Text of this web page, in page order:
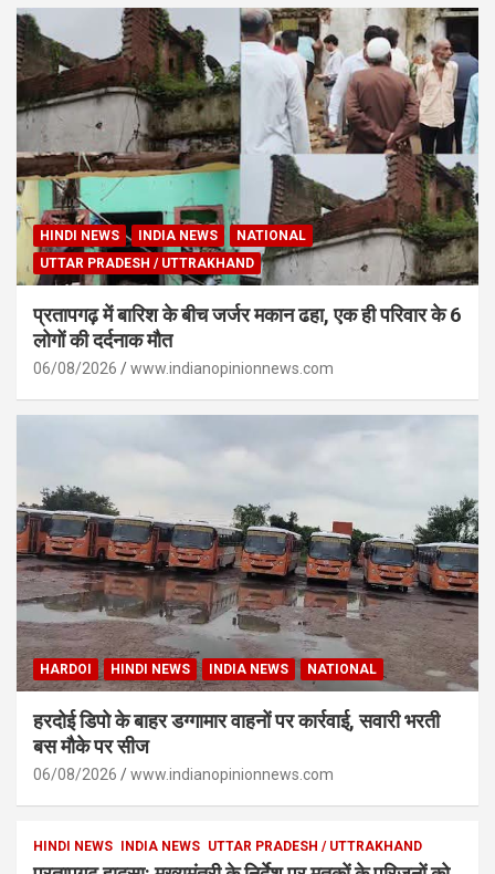
HINDI NEWS INDIA NEWS
NATIONAL
UTTAR PRADESH / UTTRAKHAND
प्रतापगढ़ में बारिश के बीच जर्जर मकान ढहा, एक ही परिवार के 6
लोगों की दर्दनाक मौत
06/08/2026 www.indianopinionnews.com
HARDOI HINDI NEWS INDIA NEWS NATIONAL
हरदोई डिपो के बाहर डग्गामार वाहनों पर कार्रवाई, सवारी भरती
बस मौके पर सीज
06/08/2026 www.indianopinionnews.com
HINDI NEWS INDIA NEWS UTTAR PRADESH / UTTRAKHAND